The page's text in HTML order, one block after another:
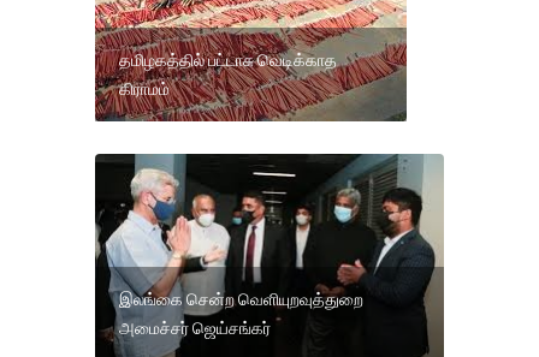
தமிழகத்தில் பட்டாசு வெடிக்காத
கிராமம்
இலங்கை சென்ற வெளியுறவுத்துறை
அமைச்சர் ஜெய்சங்கர்